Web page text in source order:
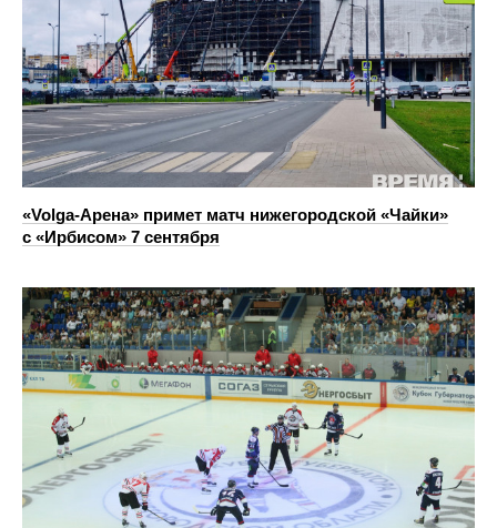
«Volga-Арена» примет матч нижегородской «Чайки»
с «Ирбисом» 7 сентября